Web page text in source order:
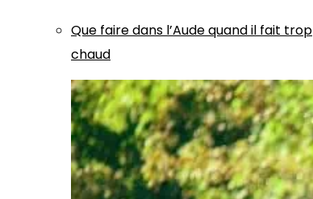
Que faire dans l’Aude quand il fait trop
chaud